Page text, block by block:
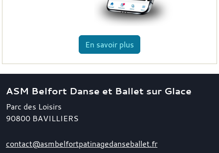
En savoir plus
ASM Belfort Danse et Ballet sur Glace
Parc des Loisirs
90800 BAVILLIERS
contact@asmbelfortpatinagedanseballet.fr